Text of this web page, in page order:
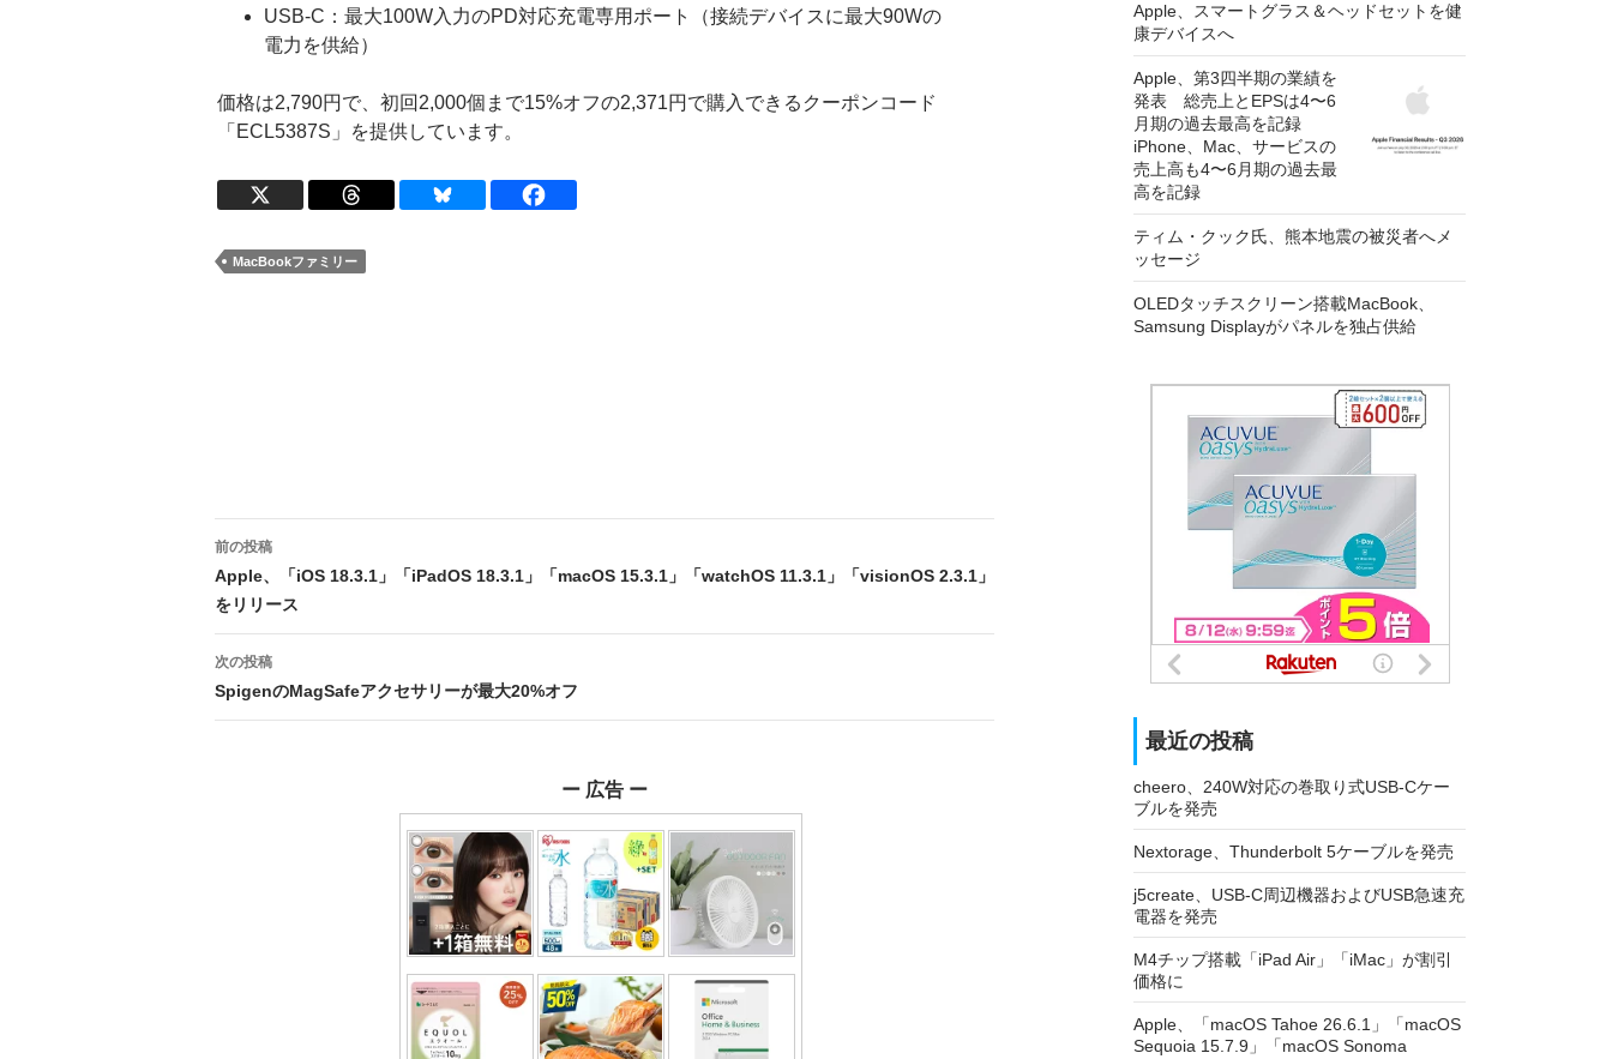
USB-C：最大100W入力のPD対応充電専用ポート（接続デバイスに最大90Wの
電力を供給）
価格は2,790円で、初回2,000個まで15%オフの2,371円で購入できるクーポンコード
「ECL5387S」を提供しています。
MacBookファミリー
投
稿
ナ
ビ
ゲ
前の投稿
Apple、「iOS 18.3.1」「iPadOS 18.3.1」「macOS 15.3.1」「watchOS 11.3.1」「visionOS 2.3.1」
をリリース
次の投稿
SpigenのMagSafeアクセサリーが最大20%オフ
ー 広告 ー
Apple、スマートグラス＆ヘッドセットを健
康デバイスへ
Apple、第3四半期の業績を
発表 総売上とEPSは4〜6
月期の過去最高を記録
iPhone、Mac、サービスの
売上高も4〜6月期の過去最
高を記録
ティム・クック氏、熊本地震の被災者へメ
ッセージ
OLEDタッチスクリーン搭載MacBook、
Samsung Displayがパネルを独占供給
最近の投稿
cheero、240W対応の巻取り式USB-Cケー
ブルを発売
Nextorage、Thunderbolt 5ケーブルを発売
j5create、USB-C周辺機器およびUSB急速充
電器を発売
M4チップ搭載「iPad Air」「iMac」が割引
価格に
Apple、「macOS Tahoe 26.6.1」「macOS
Sequoia 15.7.9」「macOS Sonoma